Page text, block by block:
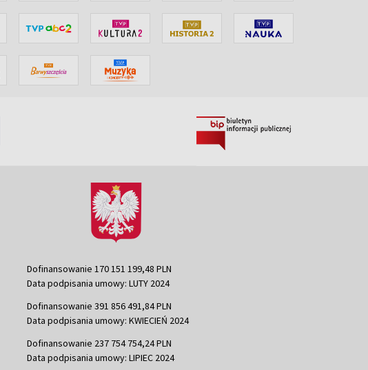
Dofinansowanie 170 151 199,48 PLN
Data podpisania umowy: LUTY 2024
Dofinansowanie 391 856 491,84 PLN
Data podpisania umowy: KWIECIEŃ 2024
Dofinansowanie 237 754 754,24 PLN
Data podpisania umowy: LIPIEC 2024